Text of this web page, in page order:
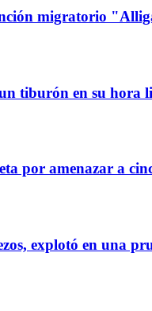
migratorio
tiburón en su hora
por amenazar a
explotó en una